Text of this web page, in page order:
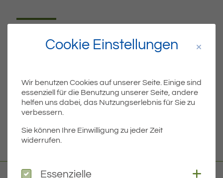
Dateiname MIBLA-19-2018.PDF
Dateigröße 5.93 MB
DOWNLOAD
Cookie Einstellungen
Wir benutzen Cookies auf unserer Seite. Einige sind
essenziell für die Benutzung unserer Seite, andere
helfen uns dabei, das Nutzungserlebnis für Sie zu
verbessern.
Sie können Ihre Einwilligung zu jeder Zeit
widerrufen.
Essenzielle
Essenzielle